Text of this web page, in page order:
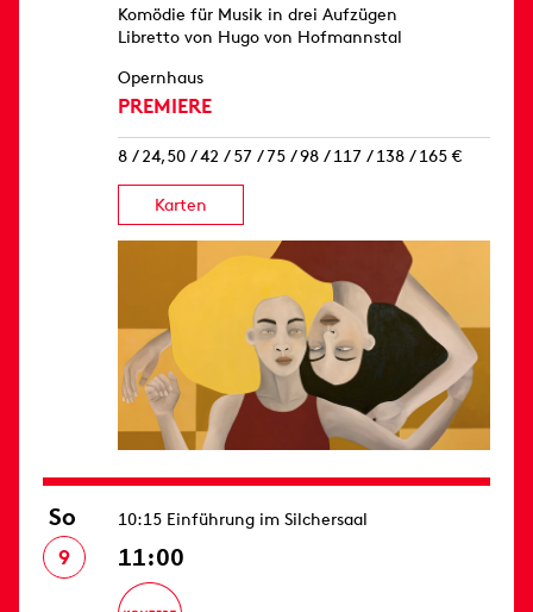
Komödie für Musik in drei Aufzügen
Libretto von Hugo von Hofmannstal
Opernhaus
PREMIERE
8 / 24,50 / 42 / 57 / 75 / 98 / 117 / 138 / 165 €
Karten
So
9
10:15 Einführung im Silchersaal
11:00